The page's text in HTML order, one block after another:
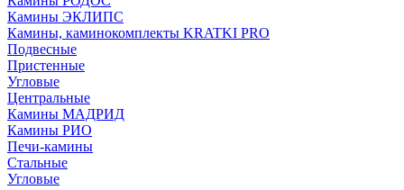
Камины ЭКЛИПС
Камины, каминокомплекты KRATKI PRO
Подвесные
Пристенные
Угловые
Центральные
Камины МАДРИД
Камины РИО
Печи-камины
Стальные
Угловые